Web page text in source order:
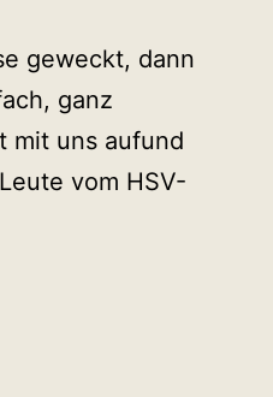
geweckt, dann
ganz
mit uns aufund
vom HSV-